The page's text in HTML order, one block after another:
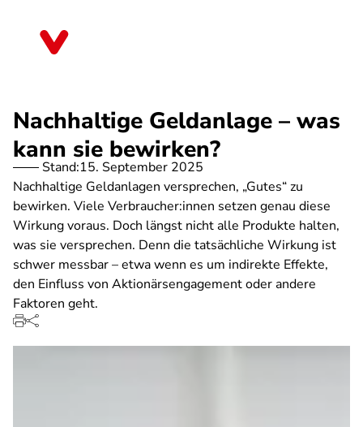
Nachhaltige Geldanlage – was
kann sie bewirken?
Stand:15. September 2025
Nachhaltige Geldanlagen versprechen, „Gutes“ zu
bewirken. Viele Verbraucher:innen setzen genau diese
Wirkung voraus. Doch längst nicht alle Produkte halten,
was sie versprechen. Denn die tatsächliche Wirkung ist
schwer messbar – etwa wenn es um indirekte Effekte,
den Einfluss von Aktionärsengagement oder andere
Faktoren geht.